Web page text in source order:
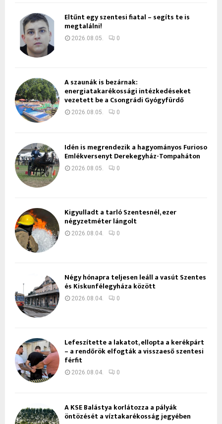
Eltűnt egy szentesi fiatal – segíts te is
megtalálni!
2026.08.05. 0
A szaunák is bezárnak:
energiatakarékossági intézkedéseket
vezetett be a Csongrádi Gyógyfürdő
2026.08.05. 0
Idén is megrendezik a hagyományos Furioso
Emlékversenyt Derekegyház-Tompaháton
2026.08.05. 0
Kigyulladt a tarló Szentesnél, ezer
négyzetméter lángolt
2026.08.04. 0
Négy hónapra teljesen leáll a vasút Szentes
és Kiskunfélegyháza között
2026.08.04. 0
Lefeszítette a lakatot, ellopta a kerékpárt
– a rendőrök elfogták a visszaeső szentesi
férfit
2026.08.04. 0
A KSE Balástya korlátozza a pályák
öntözését a víztakarékosság jegyében